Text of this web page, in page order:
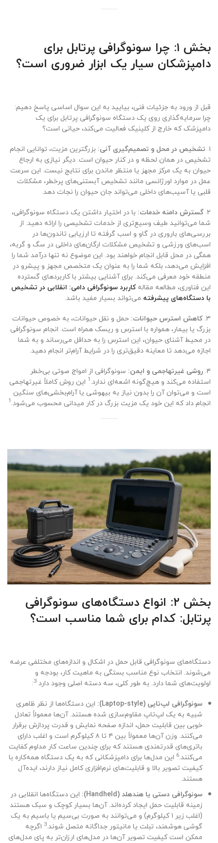
بخش ۱: چرا سونوگرافی پرتابل برای
دامپزشکان سیار یک ابزار ضروری است؟
قبل از ورود به جزئیات فنی، بیایید به این سوال اساسی پاسخ دهیم:
چرا سرمایه‌گذاری روی یک دستگاه سونوگرافی پرتابل برای یک
دامپزشک که خارج از کلینیک فعالیت می‌کند، حیاتی است؟
۱. تشخیص در محل و تصمیم‌گیری آنی: بزرگترین مزیت، توانایی انجام
تشخیص در همان لحظه و در کنار حیوان است. دیگر نیازی به ارجاع
حیوان به یک مرکز مجهز یا منتظر ماندن برای نتایج نیست. این سرعت
عمل در موارد اورژانسی مانند تشخیص آبستنی‌های پرخطر، مشکلات
قلبی یا آسیب‌های داخلی می‌تواند جان حیوان را نجات دهد.
۲. گسترش دامنه خدمات: با در اختیار داشتن یک دستگاه سونوگرافی،
شما می‌توانید طیف وسیع‌تری از خدمات تشخیصی را ارائه دهید. از
بررسی‌های باروری در گاو و اسب گرفته تا ارزیابی تاندون‌ها در
اسب‌های ورزشی و تشخیص مشکلات ارگان‌های داخلی در سگ و گربه،
همگی در محل قابل انجام خواهند بود. این موضوع نه تنها درآمد شما را
افزایش می‌دهد، بلکه شما را به عنوان یک متخصص مجهز و پیشرو در
منطقه خود معرفی می‌کند. برای آشنایی بیشتر با کاربردهای گسترده
این فناوری، مطالعه مقالهکاربرد سونوگرافی دامی: انقلابی در تشخیص
با دستگاه‌های پیشرفته می‌تواند بسیار مفید باشد.
۳. کاهش استرس حیوانات: حمل و نقل حیوانات، به خصوص حیوانات
بزرگ یا بیمار، همواره با استرس و ریسک همراه است. انجام سونوگرافی
در محیط آشنای حیوان، این استرس را به حداقل می‌رساند و به شما
اجازه می‌دهد تا معاینه دقیق‌تری را در شرایط آرام‌تر انجام دهید.
۴. روشی غیرتهاجمی و ایمن: سونوگرافی از امواج صوتی بی‌خطر
استفاده می‌کند و هیچ‌گونه اشعه‌ای ندارد.1 این روش کاملاً غیرتهاجمی
است و می‌توان آن را بدون نیاز به بیهوشی یا آرام‌بخشی‌های سنگین
انجام داد که این خود یک مزیت بزرگ در کار میدانی محسوب می‌شود.1
بخش ۲: انواع دستگاه‌های سونوگرافی
پرتابل: کدام برای شما مناسب است؟
دستگاه‌های سونوگرافی قابل حمل در اشکال و اندازه‌های مختلفی عرضه
می‌شوند. انتخاب نوع مناسب بستگی به ماهیت کار، بودجه و
اولویت‌های شما دارد. به طور کلی، سه دسته اصلی وجود دارد 3
:
سونوگرافی لپ‌تاپی (Laptop-style):
این دستگاه‌ها از نظر ظاهری
شبیه به یک لپ‌تاپ مقاوم‌سازی شده هستند. آن‌ها معمولاً تعادل
خوبی بین قابلیت حمل، اندازه صفحه نمایش و قدرت پردازش برقرار
می‌کنند. وزن آن‌ها معمولاً بین ۴ تا ۸ کیلوگرم است و اغلب دارای
باتری‌های قدرتمندی هستند که برای چندین ساعت کار مداوم کفایت
می‌کنند.6 این مدل‌ها برای دامپزشکانی که به یک دستگاه همه‌کاره با
کیفیت تصویر بالا و قابلیت‌های نرم‌افزاری کامل نیاز دارند، ایده‌آل
هستند.
سونوگرافی دستی یا هندهلد (Handheld):
این دستگاه‌ها انقلابی در
زمینه قابلیت حمل ایجاد کرده‌اند. آن‌ها بسیار کوچک و سبک هستند
(اغلب زیر ۱ کیلوگرم) و می‌توانند به صورت بی‌سیم یا باسیم به یک
گوشی هوشمند، تبلت یا مانیتور جداگانه متصل شوند.3 اگرچه
ممکن است کیفیت تصویر آن‌ها در مدل‌های ارزان‌تر به پای مدل‌های